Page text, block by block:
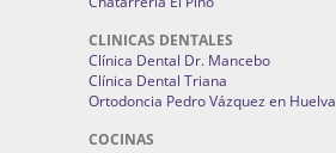
CLINICAS DENTALES
Clínica Dental Dr. Mancebo
Clínica Dental Triana
Ortodoncia Pedro Vázquez en Huelva
COCINAS